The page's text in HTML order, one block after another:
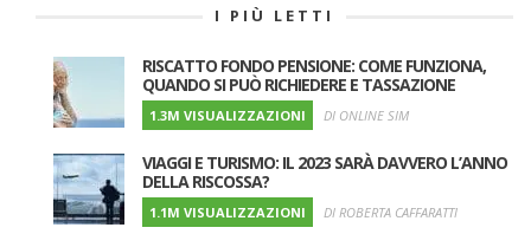
I PIÙ LETTI
RISCATTO FONDO PENSIONE: COME FUNZIONA,
QUANDO SI PUÒ RICHIEDERE E TASSAZIONE
1.3M VISUALIZZAZIONI DI ONLINE SIM
VIAGGI E TURISMO: IL 2023 SARÀ DAVVERO L’ANNO
DELLA RISCOSSA?
1.1M VISUALIZZAZIONI DI ROBERTA CAFFARATTI